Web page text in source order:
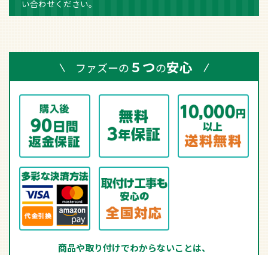
い合わせください。
ファズーの５つの安心
商品や取り付けでわからないことは、